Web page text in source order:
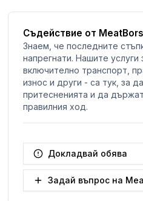
Съдействие от
Знаем, че последните
напрегнати. Нашите услуги
включително транспорт,
износ и други - са тук, за
притесненията и да
правилния ход.
Докладвай обява
Задай въпрос на